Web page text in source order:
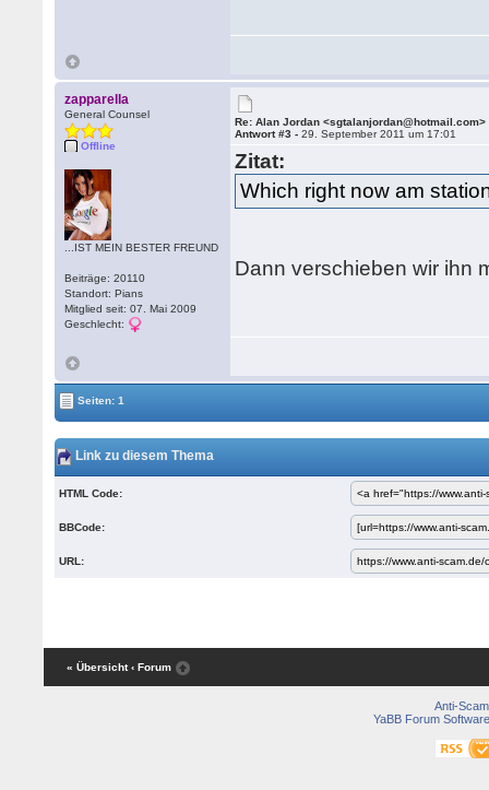
zapparella
General Counsel
Offline
...IST MEIN BESTER FREUND
Beiträge: 20110
Standort: Pians
Mitglied seit: 07. Mai 2009
Geschlecht:
Re: Alan Jordan <sgtalanjordan@hotmail.com>
Antwort #3 -29. September 2011 um 17:01
Zitat:
Which right now am
Dann verschieben wir ihn
Seiten: 1
Link zu diesem Thema
HTML Code:
BBCode:
URL:
« Übersicht ‹ Forum
Anti-Scam
YaBB Forum Software